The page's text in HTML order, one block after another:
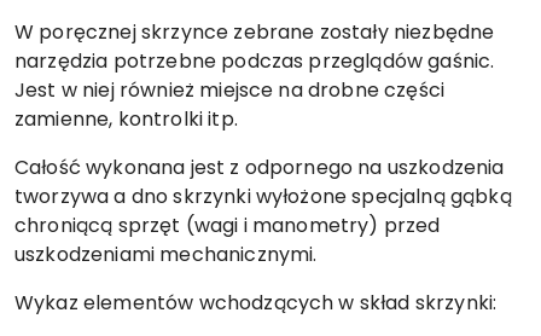
W poręcznej skrzynce zebrane zostały niezbędne
narzędzia potrzebne podczas przeglądów gaśnic.
Jest w niej również miejsce na drobne części
zamienne, kontrolki itp.
Całość wykonana jest z odpornego na uszkodzenia
tworzywa a dno skrzynki wyłożone specjalną gąbką
chroniącą sprzęt (wagi i manometry) przed
uszkodzeniami mechanicznymi.
Wykaz elementów wchodzących w skład skrzynki: